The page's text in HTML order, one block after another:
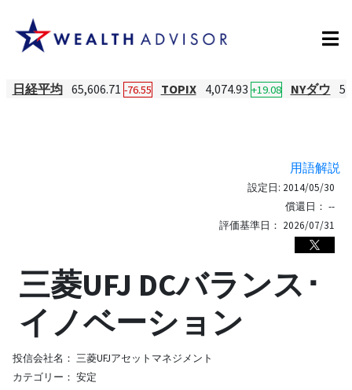
日経平均 65,606.71 -76.55 TOPIX 4,074.93 +19.08 NYダウ
用語解説
設定日: 2014/05/30
償還日： --
評価基準日： 2026/07/31
三菱UFJ DCバランス･
イノベーション
投信会社名： 三菱UFJアセットマネジメント
カテゴリー： 安定